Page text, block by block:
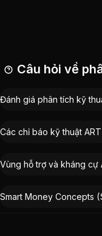
Câu hỏi về
Đánh giá phân tích kỹ
Các chỉ báo kỹ thuật
Vùng hỗ trợ và kháng cự
Smart Money Concepts